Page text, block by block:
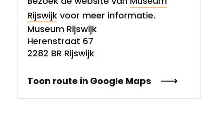
Rijswijk voor meer informatie.
Museum Rijswijk
Herenstraat 67
2282 BR Rijswijk
Toon route in Google Maps